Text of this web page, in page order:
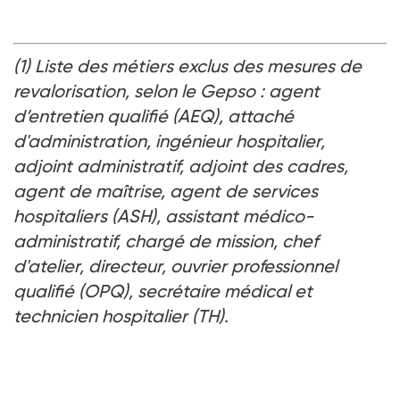
(1) Liste des métiers exclus des mesures de
revalorisation, selon le Gepso : agent
d’entretien qualifié (AEQ), attaché
d'administration, ingénieur hospitalier,
adjoint administratif, adjoint des cadres,
agent de maîtrise, agent de services
hospitaliers (ASH), assistant médico-
administratif, chargé de mission, chef
d'atelier, directeur, ouvrier professionnel
qualifié (OPQ), secrétaire médical et
technicien hospitalier (TH).